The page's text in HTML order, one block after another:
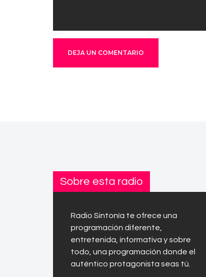
Sobre esta radio
Radio Sintonía te ofrece una
programación diferente,
entretenida, informativa y sobre
todo, una programación donde el
auténtico protagonista seas tú.